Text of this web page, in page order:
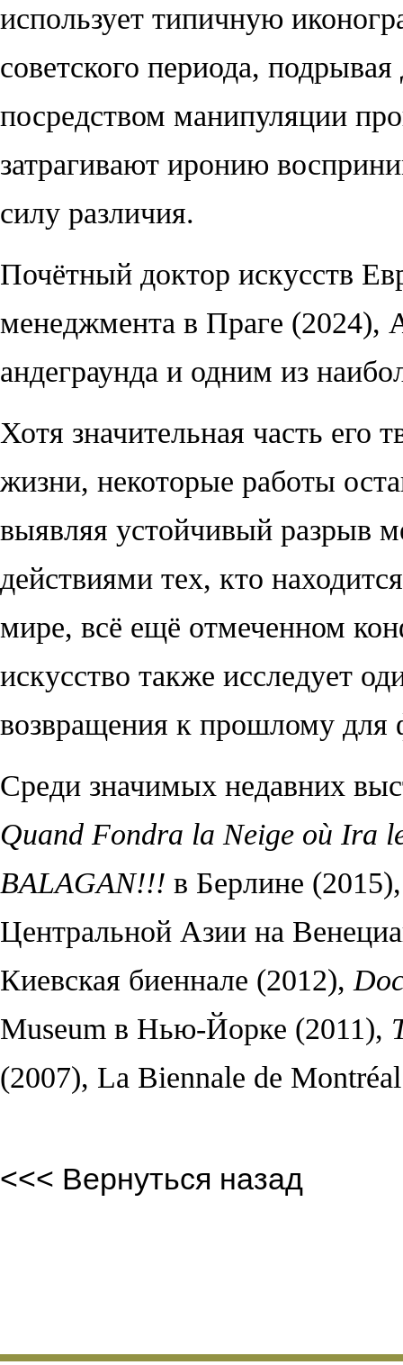
использует типичную
советского периода,
посредством манипуляции
затрагивают иронию
силу различия.
Почётный доктор искусств
менеджмента в Праге (2024),
андеграунда и одним из
Хотя значительная часть его
жизни, некоторые работы
выявляя устойчивый разрыв
действиями тех, кто
мире, всё ещё отмеченном
искусство также исследует
возвращения к прошлому для
Среди значимых недавних
Quand Fondra la Neige où Ira
BALAGAN!!! в Берлине
Центральной Азии на
Киевская биеннале (2012),
Museum в Нью-Йорке (2011),
(2007), La Biennale de
<<< Вернуться назад